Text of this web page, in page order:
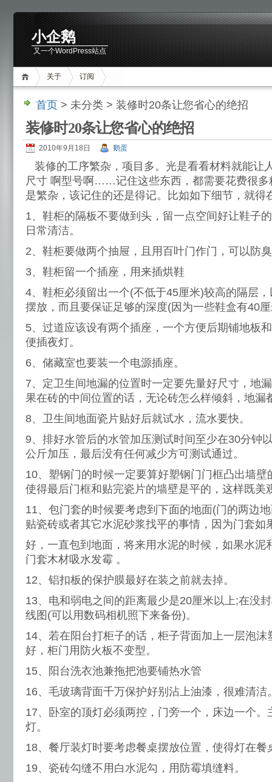
小企鹅
又一个WordPress站点
关于 订阅
首页 > 未分类 > 装修时20条让您省心的绝招
装修时20条让您省心的绝招
2010年9月18日 鹅蛋
装修的工序繁杂，项目多。光是看看材料就能让
尺寸 啊型号啊……记住这些东西，都需要花费很多
是繁杂，该记住的还是得记。比如如下细节，就得
1、鞋柜的隔板不要做到头，留一点空间好让鞋子
日常清洁。
2、鞋柜要做两个抽屉，且用百叶门作门，可以防
3、鞋柜留一个插座，用来插烘鞋
4、鞋柜必须留出一个(不低于45厘米)较高的隔层
摆放，而且要保证足够的深度(因为一些鞋盒有40
5、过道应该设有两个插座，一个方便后期铺地板
便插夜灯。
6、储藏室也要装一个电源插座。
7、定卫生间地漏的位置时一定要先量好尺寸，地
果在砖的中间位置的话，无论砖怎么样倾斜，地漏
8、卫生间地面瓷片贴好后就试水，流水要快。
9、排好水管后的水管加压测试时间至少在30分钟
公斤加压，最后没有任何减少方可测试通过。
10、塑钢门的时候一定要算好塑钢门门框凸出墙
使得最后门框和贴完瓷片的墙壁是平的，这样既美
11、包门套的时候要考虑到下面的地面(门的两边
贴瓷砖或者其它水泥砂浆找平的事情，因为门套如
好，一直包到地面，将来用水泥的时候，如果水泥
门套木材吸水发霉 。
12、铝扣板的保护膜最好在装之前就去掉。
13、电和弱电之间的距离最少是20厘米以上;在没
线图(可以用数码相机照下来备份)。
14、若在阳台打柜子的话，柜子背面加上一层泡沫
好，柜门用防火板不变型。
15、阳台洗衣池兼拖把池要铺热水管
16、毛玻璃背面千万保护好别沾上油漆，很难清洁
17、卧室的顶灯必须两控，门旁一个，床边一个。
灯。
18、餐厅装灯时要考虑餐桌摆放位置，使得灯在餐
19、瓷砖勾缝不用白水泥勾，用防霉填缝料。